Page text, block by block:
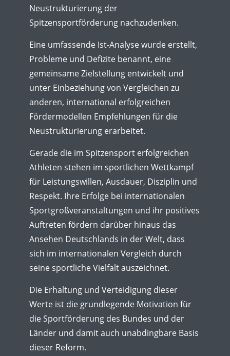
Neustrukturierung der
Spitzensportförderung nachzudenken.
Eine umfassende Ist-Analyse wurde erstellt,
Probleme und Defizite benannt, eine
gemeinsame Zielstellung entwickelt und
unter Einbeziehung von Vergleichen zu
anderen, international erfolgreichen
Fördermodellen Empfehlungen für die
Neustrukturierung erarbeitet.
Gerade die im Spitzensport erfolgreichen
Athleten stehen im sportlichen Wettkampf
für Leistungswillen, Ausdauer, Disziplin und
Respekt. Ihre Erfolge bei internationalen
Sportgroßveranstaltungen und ihr positives
Auftreten fördern darüber hinaus das
Ansehen Deutschlands in der Welt, dass
sich im internationalen Vergleich durch
seine sportliche Vielfalt auszeichnet.
Die Erhaltung und Verteidigung dieser
Werte ist die grundlegende Motivation für
die Sportförderung des Bundes und der
Länder und damit auch unabdingbare Basis
dieser Reform.